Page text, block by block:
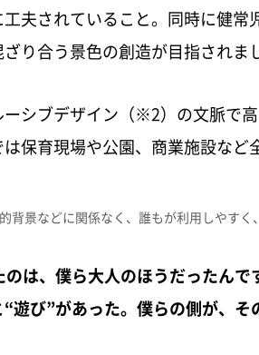
夫されていること。同時に健
り合う景色の創造が目指されま
シブデザイン（※2）の文脈で
保育現場や公園、商業施設な
景などに関係なく、誰もが利用しやすく
のは、僕ら大人のほうだったん
遊び”があった。僕らの側が、そ